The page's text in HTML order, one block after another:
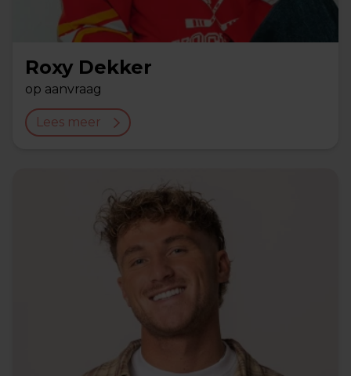
Roxy Dekker
op aanvraag
Lees meer